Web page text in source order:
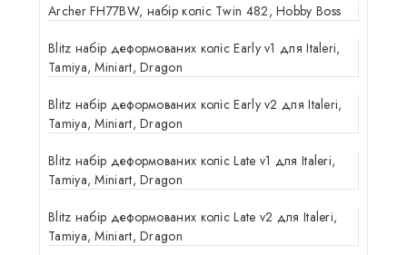
Archer FH77BW, набір коліс Twin 482, Hobby Boss
Blitz набір деформованих коліс Early v1 для Italeri,
Tamiya, Miniart, Dragon
Blitz набір деформованих коліс Early v2 для Italeri,
Tamiya, Miniart, Dragon
Blitz набір деформованих коліс Late v1 для Italeri,
Tamiya, Miniart, Dragon
Blitz набір деформованих коліс Late v2 для Italeri,
Tamiya, Miniart, Dragon